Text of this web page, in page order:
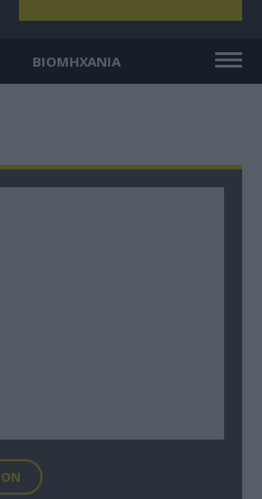
ΒΙΟΜΗΧΑΝΙΑ